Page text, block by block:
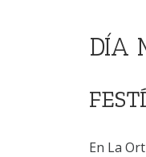
DÍA
En La